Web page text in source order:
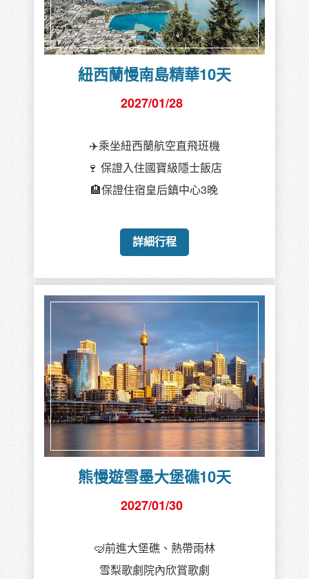
紐西蘭慢南島精華10天
2027/01/28
✈️乘坐紐西蘭航空直飛班機
🍷 保證入住國寶級隱士飯店
🏨保證住宿皇后鎮中心3晚
詳細行程
熊慢遊雪墨大堡礁10天
2027/01/30
🤿前進大堡礁、熱帶雨林
雪梨歌劇院內欣賞歌劇